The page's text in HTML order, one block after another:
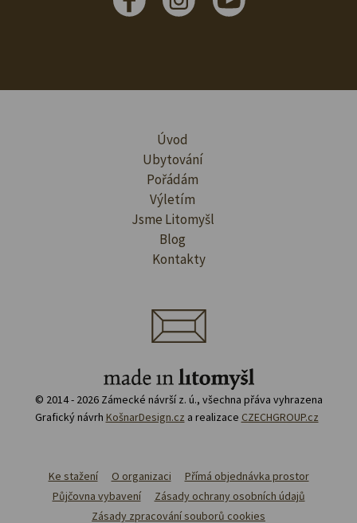
Úvod
Ubytování
Pořádám
Výletím
Jsme Litomyšl
Blog
Kontakty
© 2014 - 2026 Zámecké návrší z. ú., všechna přáva vyhrazena
Grafický návrh KošnarDesign.cz a realizace CZECHGROUP.cz
Ke stažení O organizaci
Přímá objednávka prostor
Půjčovna vybavení
Zásady ochrany osobních údajů
Zásady zpracování souborů cookies